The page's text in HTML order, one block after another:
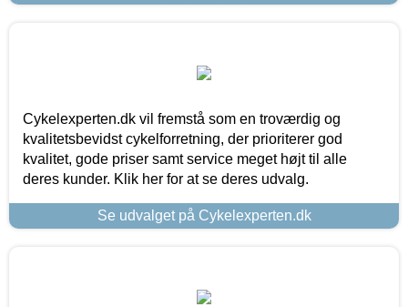
Cykelexperten.dk vil fremstå som en troværdig og
kvalitetsbevidst cykelforretning, der prioriterer god
kvalitet, gode priser samt service meget højt til alle
deres kunder. Klik her for at se deres udvalg.
Se udvalget på Cykelexperten.dk